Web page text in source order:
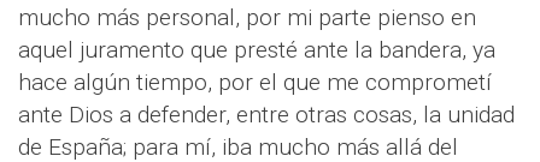
mucho más personal, por mi parte pienso en
aquel juramento que presté ante la bandera, ya
hace algún tiempo, por el que me comprometí
ante Dios a defender, entre otras cosas, la unidad
de España; para mí, iba mucho más allá del